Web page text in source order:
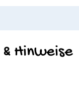
Hinweise